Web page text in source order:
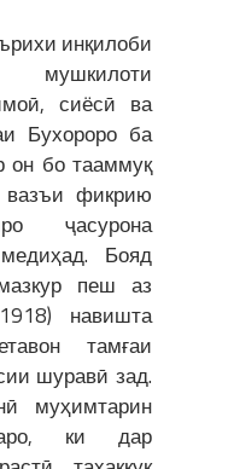
инқилоби
сиёсӣ ва
Бухороро ба
он бо тааммуқ
фикрию
ҷасурона
Бояд
пеш аз
навишта
тамғаи
шуравӣ зад.
муҳимтарин
ки дар